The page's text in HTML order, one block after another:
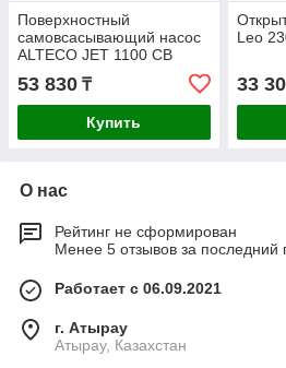
Поверхностный
самовсасывающий насос
ALTECO JET 1100 CB
53 830 ₸
Купить
Leo
33
О нас
Рейтинг не сформирован
Менее 5 отзывов за последний
Работает с 06.09.2021
г. Атырау
Атырау, Казахстан